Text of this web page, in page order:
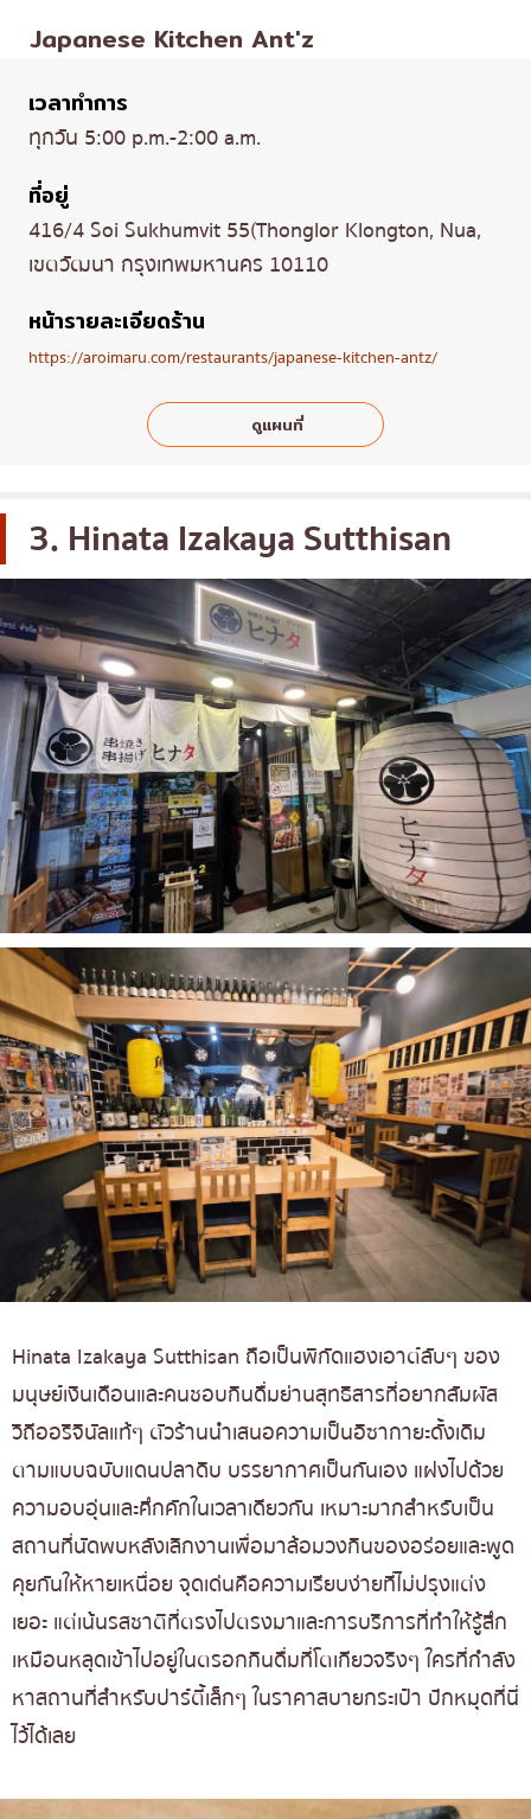
Japanese Kitchen Ant'z
เวลาทำการ
ทุกวัน 5:00 p.m.-2:00 a.m.
ที่อยู่
416/4 Soi Sukhumvit 55(Thonglor Klongton, Nua,
เขตวัฒนา กรุงเทพมหานคร 10110
หน้ารายละเอียดร้าน
https://aroimaru.com/restaurants/japanese-kitchen-antz/
ดูแผนที่
3. Hinata Izakaya Sutthisan
Hinata Izakaya Sutthisan ถือเป็นพิกัดแฮงเอาต์ลับๆ ของ
มนุษย์เงินเดือนและคนชอบกินดื่มย่านสุทธิสารที่อยากสัมผัส
วิถีออริจินัลแท้ๆ ตัวร้านนำเสนอความเป็นอิซากายะดั้งเดิม
ตามแบบฉบับแดนปลาดิบ บรรยากาศเป็นกันเอง แฝงไปด้วย
ความอบอุ่นและคึกคักในเวลาเดียวกัน เหมาะมากสำหรับเป็น
สถานที่นัดพบหลังเลิกงานเพื่อมาล้อมวงกินของอร่อยและพูด
คุยกันให้หายเหนื่อย จุดเด่นคือความเรียบง่ายที่ไม่ปรุงแต่ง
เยอะ แต่เน้นรสชาติที่ตรงไปตรงมาและการบริการที่ทำให้รู้สึก
เหมือนหลุดเข้าไปอยู่ในตรอกกินดื่มที่โตเกียวจริงๆ ใครที่กำลัง
หาสถานที่สำหรับปาร์ตี้เล็กๆ ในราคาสบายกระเป๋า ปักหมุดที่นี่
ไว้ได้เลย